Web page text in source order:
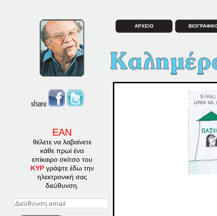
ΕΑΝ
θέλετε να λαβαίνετε
κάθε πρωί ένα
επίκαιρο σκίτσο του
ΚΥΡγράψτε έδω την
ηλεκτρονική σας
διεύθυνση.
Διεύθυνση
ΑΡΧΕΙΟ